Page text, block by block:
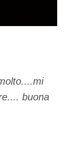
buona